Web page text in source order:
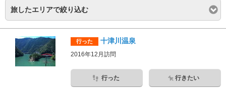
旅したエリアで絞り込む
行った 十津川温泉
2016年12月訪問
行った 行きたい